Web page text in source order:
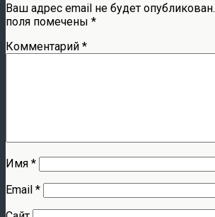
Ваш адрес email не будет опубликован.
поля помечены *
Комментарий *
Имя *
Email *